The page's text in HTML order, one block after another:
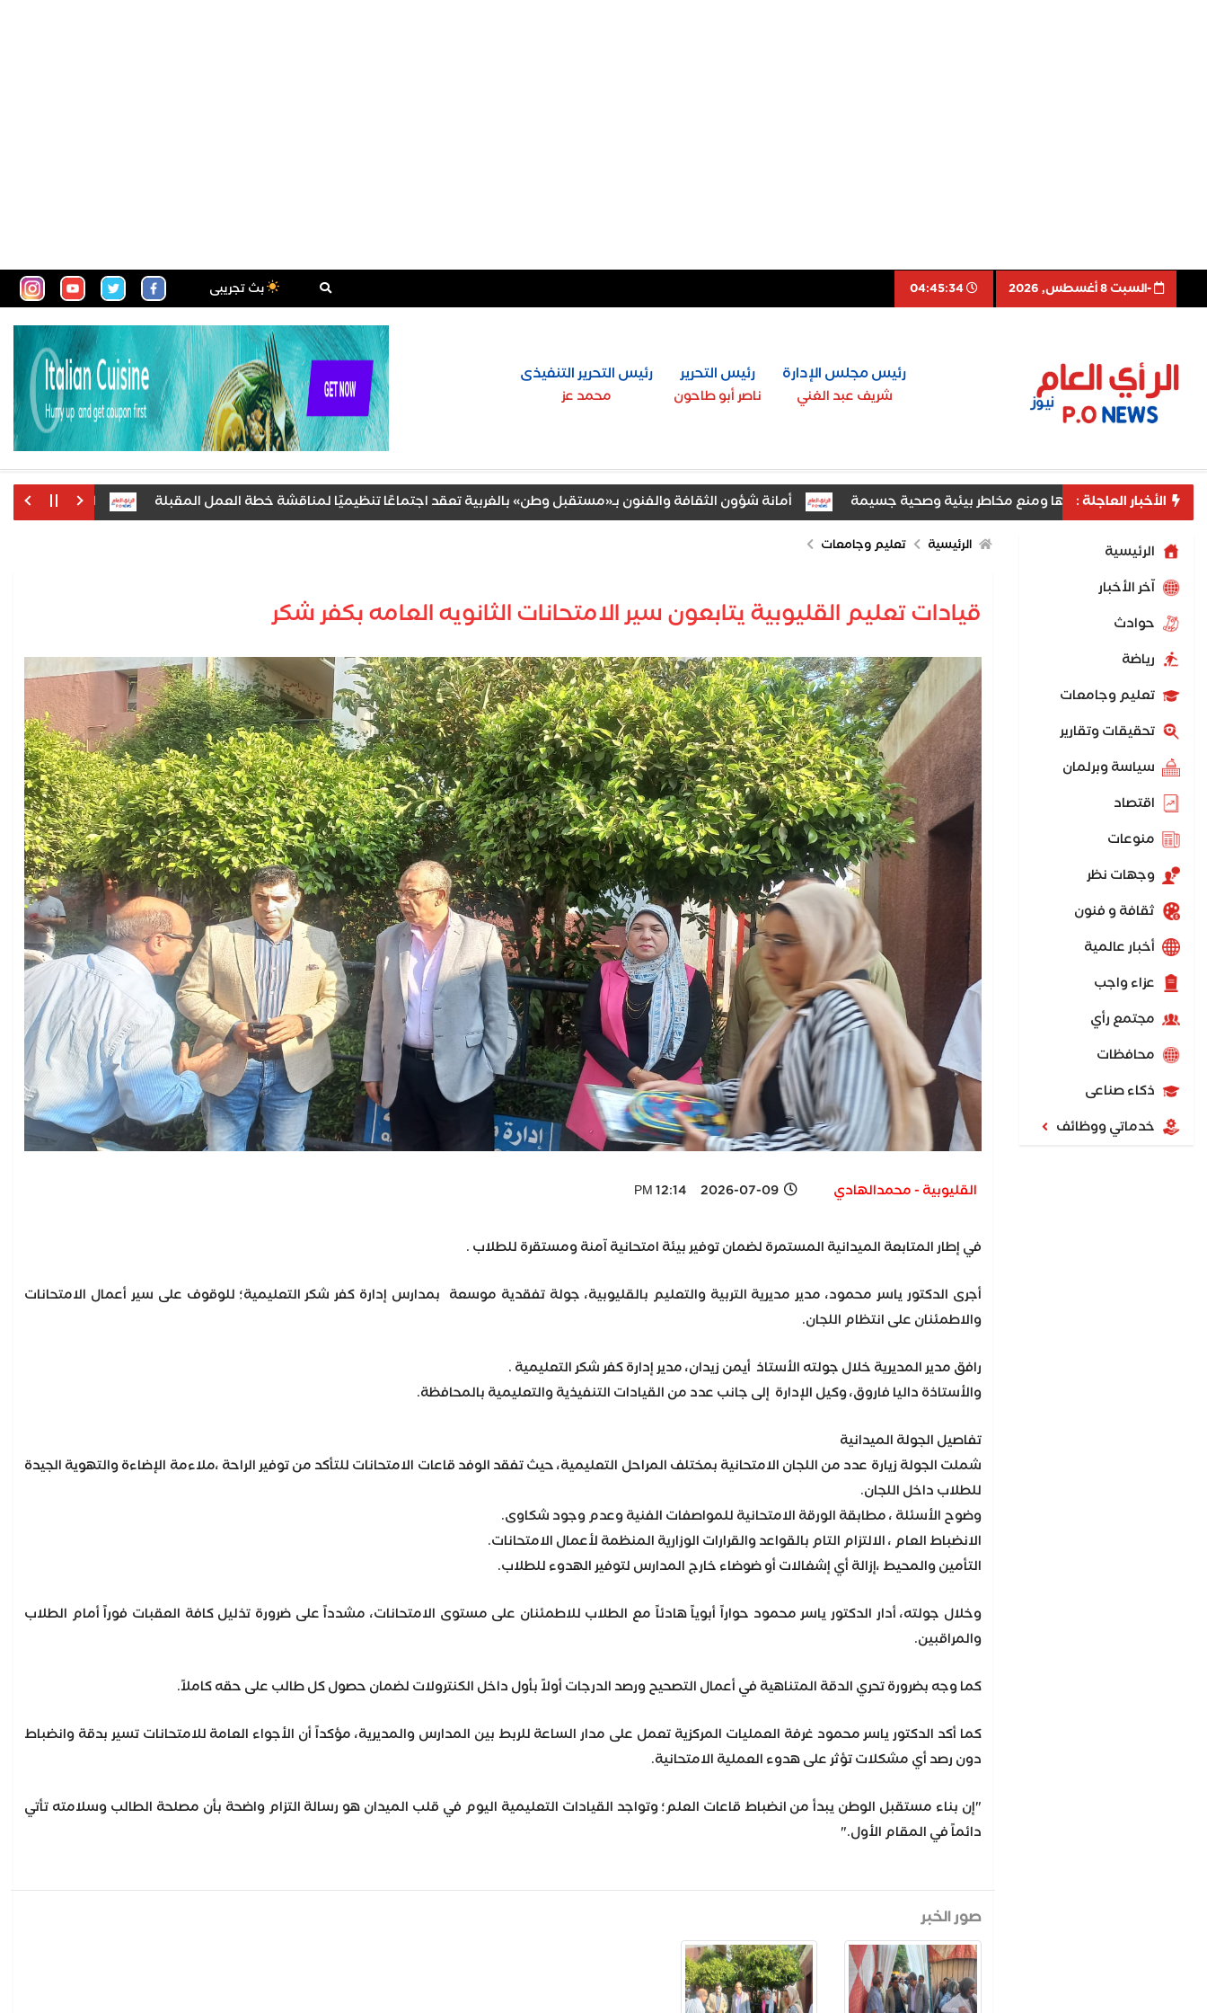
-السبت 8 أغسطس, 2026 04:45:35 بث تجريبى
رئيس مجلس الإدارة
شريف عبد الغني
رئيس التحرير
ناصر أبو طاحون
رئيس التحرير التنفيذى
محمد عز
الأخبار العاجلة : أمانة شؤون الثقافة والفنون بـ«مستقبل وطن» بالغربية تعقد اجتماعًا تنظيميًا لمناقشة خطة العمل المقبلة ​الأهلي يبدأ خطوات
الرئيسية
اّخر الأخبار
حوادث
رياضة
تعليم وجامعات
تحقيقات وتقارير
سياسة وبرلمان
اقتصاد
منوعات
وجهات نظر
ثقافة و فنون
أخبار عالمية
عزاء واجب
مجتمع رأي
محافظات
ذكاء صناعى
خدماتي ووظائف
الرئيسية تعليم وجامعات
قيادات تعليم القليوبية يتابعون سير الامتحانات الثانويه العامه بكفر شكر
القليوبية - محمدالهادي 2026-07-09 12:14 PM
في إطار المتابعة الميدانية المستمرة لضمان توفير بيئة امتحانية آمنة ومستقرة للطلاب .
أجرى الدكتور ياسر محمود، مدير مديرية التربية والتعليم بالقليوبية، جولة تفقدية موسعة بمدارس إدارة كفر شكر التعليمية؛ للوقوف على سير أعمال الامتحانات
والاطمئنان على انتظام اللجان.
رافق مدير المديرية خلال جولته الأستاذ أيمن زيدان، مدير إدارة كفر شكر التعليمية .
والأستاذة داليا فاروق، وكيل الإدارة إلى جانب عدد من القيادات التنفيذية والتعليمية بالمحافظة.
تفاصيل الجولة الميدانية
شملت الجولة زيارة عدد من اللجان الامتحانية بمختلف المراحل التعليمية، حيث تفقد الوفد قاعات الامتحانات للتأكد من توفير الراحة ،ملاءمة الإضاءة والتهوية الجيدة
للطلاب داخل اللجان.
وضوح الأسئلة ، مطابقة الورقة الامتحانية للمواصفات الفنية وعدم وجود شكاوى.
الانضباط العام ، الالتزام التام بالقواعد والقرارات الوزارية المنظمة لأعمال الامتحانات.
التأمين والمحيط ،إزالة أي إشغالات أو ضوضاء خارج المدارس لتوفير الهدوء للطلاب.
وخلال جولته، أدار الدكتور ياسر محمود حواراً أبوياً هادئاً مع الطلاب للاطمئنان على مستوى الامتحانات، مشدداً على ضرورة تذليل كافة العقبات فوراً أمام الطلاب
والمراقبين.
كما وجه بضرورة تحري الدقة المتناهية في أعمال التصحيح ورصد الدرجات أولاً بأول داخل الكنترولات لضمان حصول كل طالب على حقه كاملاً.
كما أكد الدكتور ياسر محمود غرفة العمليات المركزية تعمل على مدار الساعة للربط بين المدارس والمديرية، مؤكداً أن الأجواء العامة للامتحانات تسير بدقة وانضباط
دون رصد أي مشكلات تؤثر على هدوء العملية الامتحانية.
"إن بناء مستقبل الوطن يبدأ من انضباط قاعات العلم؛ وتواجد القيادات التعليمية اليوم في قلب الميدان هو رسالة التزام واضحة بأن مصلحة الطالب وسلامته تأتي
دائماً في المقام الأول."
صور الخبر